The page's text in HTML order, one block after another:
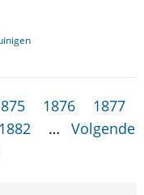
1876
1877
1882 …
Volgende